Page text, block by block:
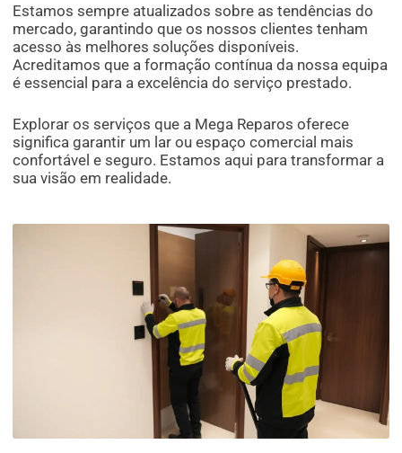
Estamos sempre atualizados sobre as tendências do
mercado, garantindo que os nossos clientes tenham
acesso às melhores soluções disponíveis.
Acreditamos que a formação contínua da nossa equipa
é essencial para a excelência do serviço prestado.
Explorar os serviços que a Mega Reparos oferece
significa garantir um lar ou espaço comercial mais
confortável e seguro. Estamos aqui para transformar a
sua visão em realidade.